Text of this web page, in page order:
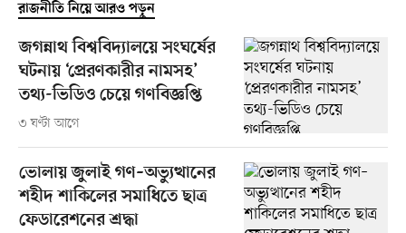
রাজনীতি নিয়ে আরও পড়ুন
জগন্নাথ বিশ্ববিদ্যালয়ে সংঘর্ষের
ঘটনায় ‘প্রেরণকারীর নামসহ’
তথ্য-ভিডিও চেয়ে গণবিজ্ঞপ্তি
৩ ঘণ্টা আগে
ভোলায় জুলাই গণ–অভ্যুত্থানের
শহীদ শাকিলের সমাধিতে ছাত্র
ফেডারেশনের শ্রদ্ধা